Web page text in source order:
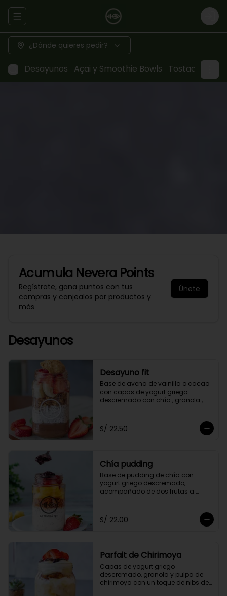
Abrir menu de navegación Login
¿Dónde quieres pedir?
Desayunos Açai y Smoothie Bowls Tostadas
Acumula Nevera Points
Regístrate, gana puntos con tus
compras y canjealos por productos y
más
Únete
Desayunos
Desayuno fit
Base de avena de vainilla o cacao
con capas de yogurt griego
descremado con chía , granola ,
S/ 22.50
Chía pudding
Base de pudding de chía con
yogurt griego descremado,
acompañado de dos frutas a
S/ 22.00
Parfait de Chirimoya
Capas de yogurt griego
descremado, granola y pulpa de
chirimoya con un toque de nibs de